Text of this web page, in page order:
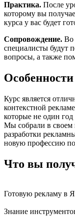
Практика. После
которому вы
курса у вас будет
Сопровождение. Во
специалисты будут
вопросы, а также
Курс является
контекстной
которые не один
Мы собрали в своем
разработки
новую профессию
Что вы
Готовую рекламу в
Знание